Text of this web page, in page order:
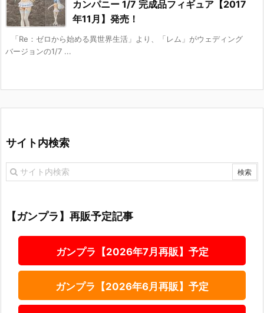
カンパニー 1/7 完成品フィギュア【2017
年11月】発売！
「Re：ゼロから始める異世界生活」より、「レム」がウェディング
バージョンの1/7 ...
サイト内検索
【ガンプラ】再販予定記事
ガンプラ【2026年7月再販】予定
ガンプラ【2026年6月再販】予定